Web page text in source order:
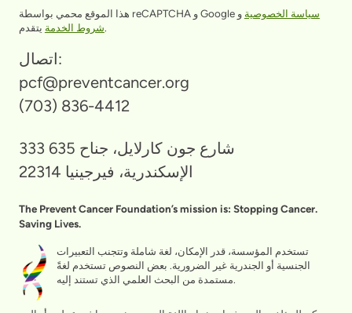
هذا الموقع محمي بواسطة reCAPTCHA و Google سياسة الخصوصية و
شروط الخدمةيتقدم.
اتصال:
pcf@preventcancer.org
(703) 836-4412
333 شارع جون كارلايل، جناح 635
الإسكندرية، فيرجينيا 22314
The Prevent Cancer Foundation’s mission is: Stopping Cancer.
Saving Lives.
تستخدم المؤسسة، قدر الإمكان، لغة شاملة وتتجنب التعبيرات
الجنسية أو الجندرية غير الضرورية. بعض النصوص تستخدم لغةً
مستمدة من البحث العلمي الذي تستند إليه.